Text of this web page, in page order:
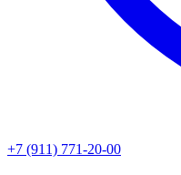
+7 (911) 771-20-00